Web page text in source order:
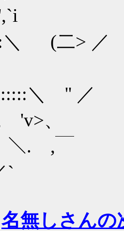
＼ (
:::::＼
、
＼. ,
`
名無しさんの